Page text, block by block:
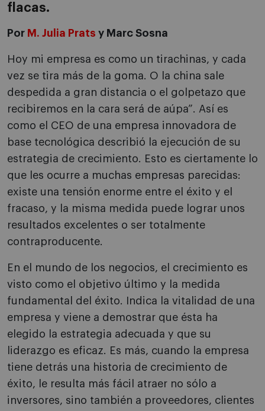
flacas.
Por M. Julia Prats y Marc Sosna
Hoy mi empresa es como un tirachinas, y cada
vez se tira más de la goma. O la china sale
despedida a gran distancia o el golpetazo que
recibiremos en la cara será de aúpa”. Así es
como el CEO de una empresa innovadora de
base tecnológica describió la ejecución de su
estrategia de crecimiento. Esto es ciertamente lo
que les ocurre a muchas empresas parecidas:
existe una tensión enorme entre el éxito y el
fracaso, y la misma medida puede lograr unos
resultados excelentes o ser totalmente
contraproducente.
En el mundo de los negocios, el crecimiento es
visto como el objetivo último y la medida
fundamental del éxito. Indica la vitalidad de una
empresa y viene a demostrar que ésta ha
elegido la estrategia adecuada y que su
liderazgo es eficaz. Es más, cuando la empresa
tiene detrás una historia de crecimiento de
éxito, le resulta más fácil atraer no sólo a
inversores, sino también a proveedores, clientes